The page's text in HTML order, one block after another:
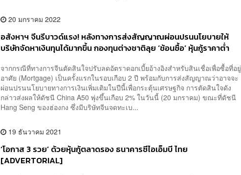
20 มกราคม 2022
อสังหาฯ จีนรีบาวด์แรง! หลังทางการส่งสัญญาณผ่อนปรนนโยบายให้
บริษัทจัดหาเงินทุนได้มากขึ้น กองทุนต่างชาติลุย ‘ช้อนซื้อ’ หุ้นกู้ราคาต่ำ
จากกรณีที่ทางการจีนตัดสินใจปรับลดอัตราดอกเบี้ยอ้างอิงสำหรับสินเชื่อเพื่อซื้อที่อยู่
อาศัย (Mortgage) เป็นครั้งแรกในรอบเกือบ 2 ปี พร้อมกับการส่งสัญญาณว่าอาจจะ
ผ่อนปรนนโยบายทางการเงินเพิ่มเติมในปีนี้เพื่อกระตุ้นเศรษฐกิจ การตัดสินใจดัง
กล่าวส่งผลให้ดัชนี China A50 พุ่งขึ้นเกือบ 2% ในวันนี้ (20 มกราคม) ขณะที่ดัชนี
Hang Seng ของฮ่องกง ซึ่งมีบริษัทจีนจดทะเบ...
19 ธันวาคม 2021
‘โอกาส 3 รวย’ ด้วยหุ้นกู้ตลาดรอง ธนาคารซีไอเอ็มบี ไทย
[ADVERTORIAL]